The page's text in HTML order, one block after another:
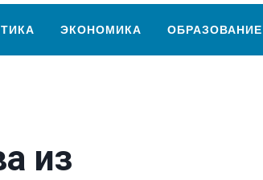
ЭКОНОМИКА ОБРАЗОВАНИЕ
из